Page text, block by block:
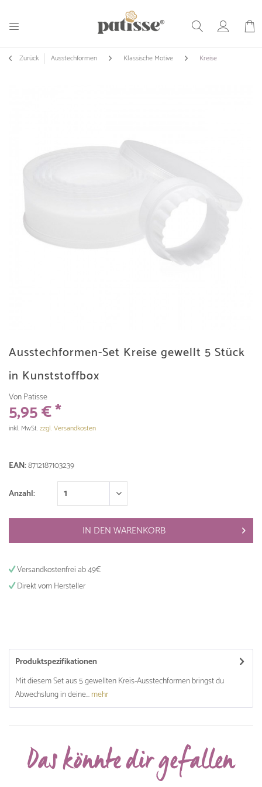
Zurück Ausstechformen Klassische Motive Kreise
Ausstechformen-Set Kreise gewellt 5 Stück
in Kunststoffbox
Von Patisse
5,95 € *
inkl. MwSt.zzgl. Versandkosten
EAN:8712187103239
Anzahl:
IN DENWARENKORB
Versandkostenfrei ab 49€
Direkt vom Hersteller
Produktspezifikationen
Mit diesem Set aus 5 gewellten Kreis-Ausstechformen bringst du
Abwechslung in deine...mehr
Das könnte dir gefallen